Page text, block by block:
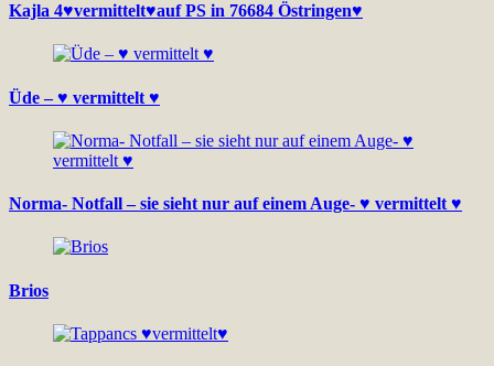
Kajla 4♥vermittelt♥auf PS in 76684 Östringen♥
Üde – ♥ vermittelt ♥
Norma- Notfall – sie sieht nur auf einem Auge- ♥ vermittelt ♥
Brios